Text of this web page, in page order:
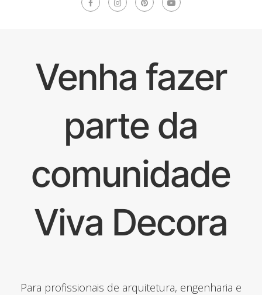
Venha fazer
parte da
comunidade
Viva Decora
Para profissionais de arquitetura, engenharia e